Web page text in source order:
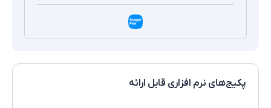
پکیج‌های نرم افزاری قابل ارائه